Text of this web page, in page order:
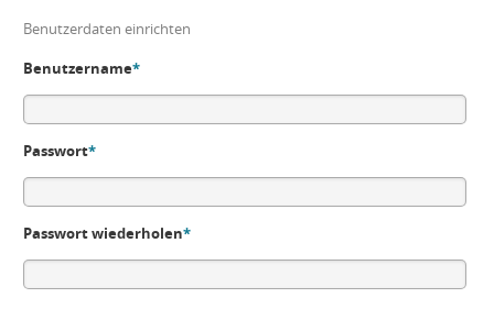
Benutzerdaten einrichten
Benutzername*
Passwort*
Passwort wiederholen*